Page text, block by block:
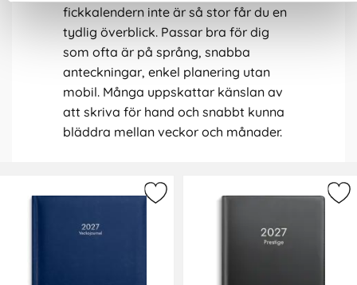
fickkalendern inte är så stor får du en
tydlig överblick. Passar bra för dig
som ofta är på språng, snabba
anteckningar, enkel planering utan
mobil. Många uppskattar känslan av
att skriva för hand och snabbt kunna
bläddra mellan veckor och månader.